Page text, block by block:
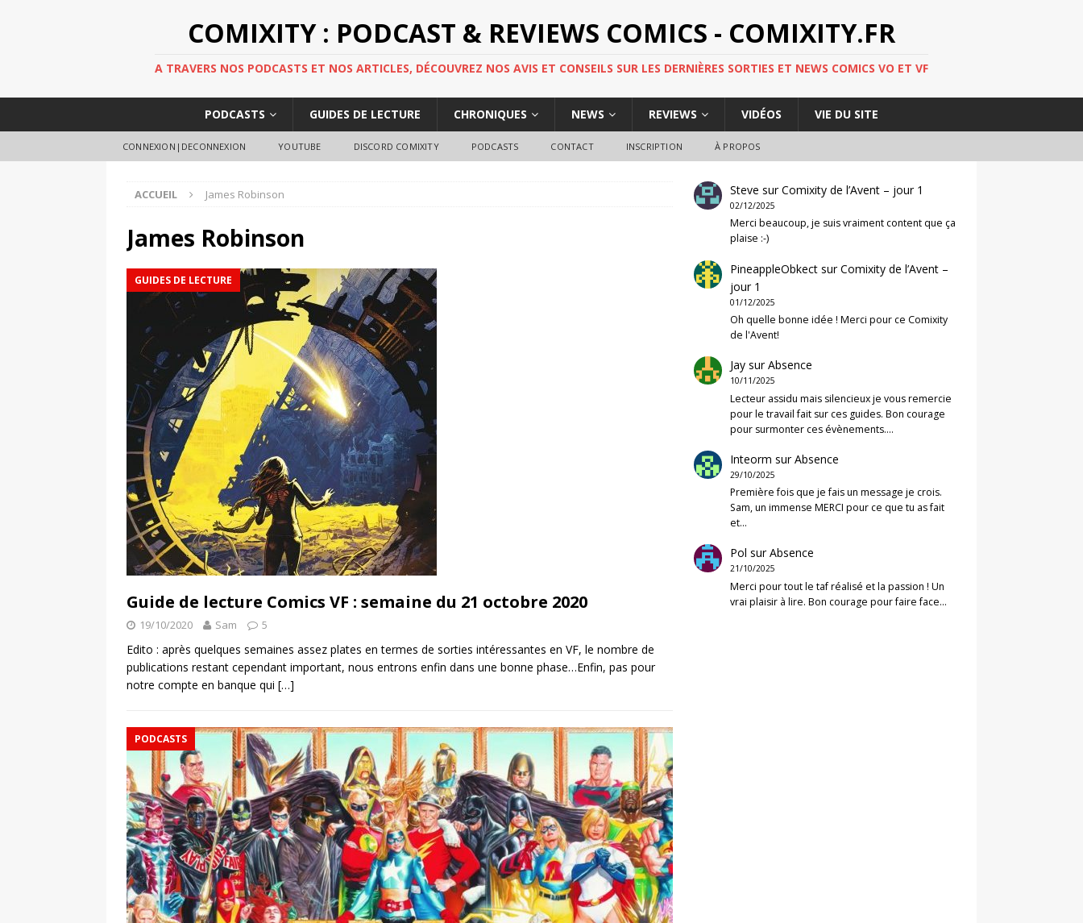
COMIXITY : PODCAST & REVIEWS COMICS - COMIXITY.FR
A TRAVERS NOS PODCASTS ET NOS ARTICLES, DÉCOUVREZ NOS AVIS ET CONSEILS SUR LES DERNIÈRES SORTIES ET NEWS COMICS VO ET VF
PODCASTS GUIDES DE LECTURE CHRONIQUES NEWS REVIEWS VIDÉOS VIE DU SITE
CONNEXION|DECONNEXION YOUTUBE DISCORD COMIXITY PODCASTS CONTACT INSCRIPTION À PROPOS
ACCUEIL James Robinson
James Robinson
GUIDES DE LECTURE
Guide de lecture Comics VF : semaine du 21 octobre 2020
19/10/2020 Sam 5
Edito : après quelques semaines assez plates en termes de sorties intéressantes en VF, le nombre de
publications restant cependant important, nous entrons enfin dans une bonne phase…Enfin, pas pour
notre compte en banque qui […]
PODCASTS
Steve surComixity de l’Avent – jour 1
02/12/2025
Merci beaucoup, je suis vraiment content que ça
plaise :-)
PineappleObkect surComixity de l’Avent –
jour 1
01/12/2025
Oh quelle bonne idée ! Merci pour ce Comixity
de l'Avent!
Jay surAbsence
10/11/2025
Lecteur assidu mais silencieux je vous remercie
pour le travail fait sur ces guides. Bon courage
pour surmonter ces évènements.…
Inteorm surAbsence
29/10/2025
Première fois que je fais un message je crois.
Sam, un immense MERCI pour ce que tu as fait
et…
Pol surAbsence
21/10/2025
Merci pour tout le taf réalisé et la passion ! Un
vrai plaisir à lire. Bon courage pour faire face…